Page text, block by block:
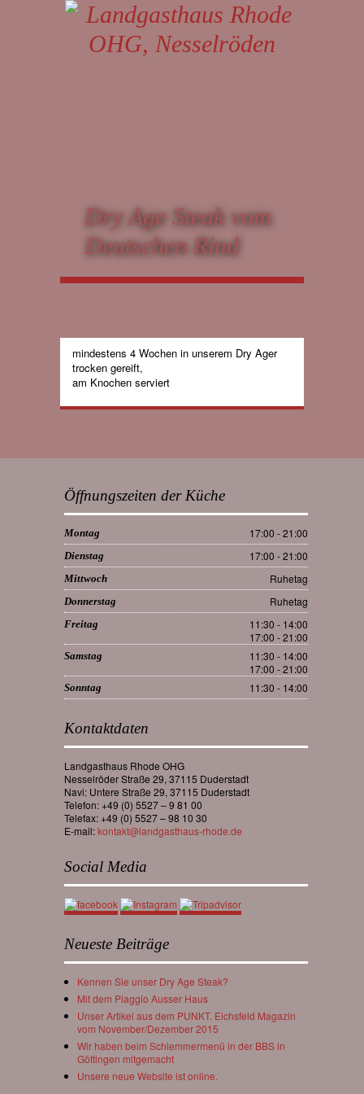
Dry Age Steak vom
Deutschen Rind
mindestens 4 Wochen in unserem Dry Ager
trocken gereift,
am Knochen serviert
Öffnungszeiten der Küche
Montag 17:00 - 21:00
Dienstag 17:00 - 21:00
Mittwoch Ruhetag
Donnerstag Ruhetag
Freitag
11:30 - 14:00
17:00 - 21:00
Samstag
11:30 - 14:00
17:00 - 21:00
Sonntag 11:30 - 14:00
Kontaktdaten
Landgasthaus Rhode OHG
Nesselröder Straße 29, 37115 Duderstadt
Navi: Untere Straße 29, 37115 Duderstadt
Telefon: +49 (0) 5527 – 9 81 00
Telefax: +49 (0) 5527 – 98 10 30
E-mail:kontakt@landgasthaus-rhode.de
Social Media
Neueste Beiträge
Kennen Sie unser Dry Age Steak?
Mit dem Piaggio Ausser Haus
Unser Artikel aus dem PUNKT. Eichsfeld Magazin
vom November/Dezember 2015
Wir haben beim Schlemmermenü in der BBS in
Göttingen mitgemacht
Unsere neue Website ist online.